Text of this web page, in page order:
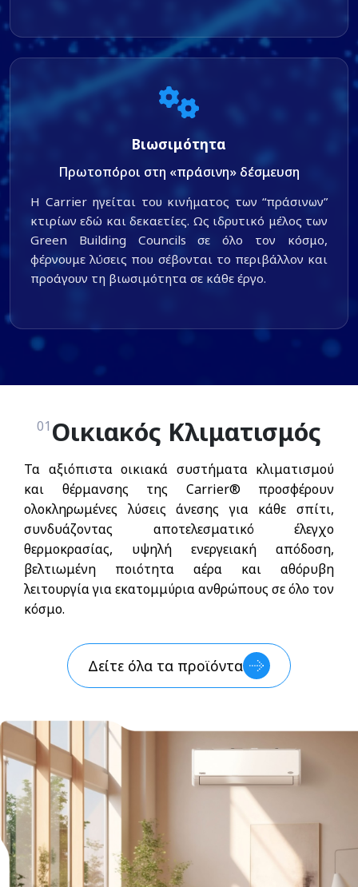
Βιωσιμότητα
Πρωτοπόροι στη «πράσινη» δέσμευση
Η Carrier ηγείται του κινήματος των “πράσινων”
κτιρίων εδώ και δεκαετίες. Ως ιδρυτικό μέλος των
Green Building Councils σε όλο τον κόσμο,
φέρνουμε λύσεις που σέβονται το περιβάλλον και
προάγουν τη βιωσιμότητα σε κάθε έργο.
01 Οικιακός Κλιματισμός
Τα αξιόπιστα οικιακά συστήματα κλιματισμού
και θέρμανσης της Carrier® προσφέρουν
ολοκληρωμένες λύσεις άνεσης για κάθε σπίτι,
συνδυάζοντας αποτελεσματικό έλεγχο
θερμοκρασίας, υψηλή ενεργειακή απόδοση,
βελτιωμένη ποιότητα αέρα και αθόρυβη
λειτουργία για εκατομμύρια ανθρώπους σε όλο τον
κόσμο.
Δείτε όλα τα προϊόντα